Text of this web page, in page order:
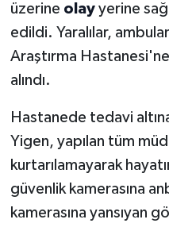
üzerine olay yerine
edildi. Yaralılar,
Araştırma Hastanesi'ne
alındı.
Hastanede tedavi
Yigen, yapılan tüm
kurtarılamayarak
güvenlik kamerasına
kamerasına yansıyan